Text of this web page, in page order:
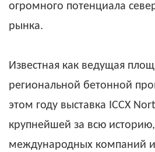
огромного потенциала
рынка.
Известная как ведущая
региональной бетонной
этом году выставка ICCX
крупнейшей за всю
международных компаний и